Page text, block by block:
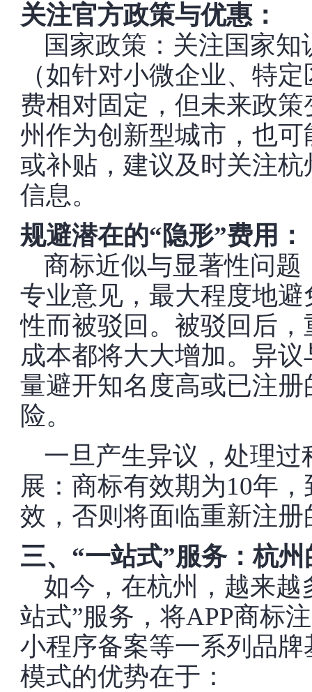
关注官方政策与优惠：
国家政策：关注国家
（如针对小微企业、特
费相对固定，但未来政
州作为创新型城市，也
或补贴，建议及时关注
信息。
规避潜在的“隐形”费用：
商标近似与显著性问
专业意见，最大程度地
性而被驳回。被驳回后
成本都将大大增加。异
量避开知名度高或已注
险。
一旦产生异议，处理
展：商标有效期为10年
效，否则将面临重新注
三、“一站式”服务：杭
如今，在杭州，越来
站式”服务，将APP商标
小程序备案等一系列品
模式的优势在于：